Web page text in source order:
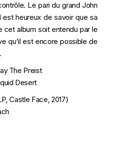
Le pari du grand John
heureux de savoir que sa
cet album soit entendu par le
qu’il est encore possible de
.
The Preist
Desert
Castle Face, 2017)